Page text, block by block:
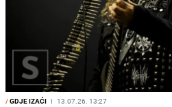
/GDJE IZAĆI I 13.07.26. 13:27